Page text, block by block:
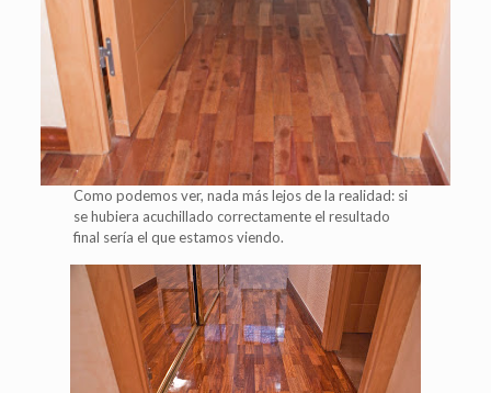
Como podemos ver, nada más lejos de la realidad: si
se hubiera acuchillado correctamente el resultado
final sería el que estamos viendo.